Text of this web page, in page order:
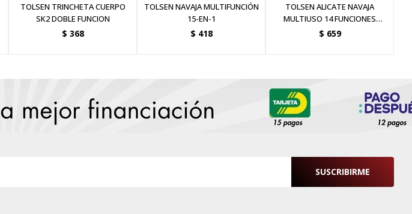
TOLSEN TRINCHETA CUERPO
SK2 DOBLE FUNCION
$ 368
TOLSEN NAVAJA MULTIFUNCIÓN
15-EN-1
$ 418
TOLSEN ALICATE NAVAJA
MULTIUSO 14 FUNCIONES
102X46X23MM
$ 659
SUSCRIBIRME